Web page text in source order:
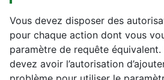
Vous devez disposer des
pour chaque action dont vous
paramètre de requête
devez avoir l’autorisation